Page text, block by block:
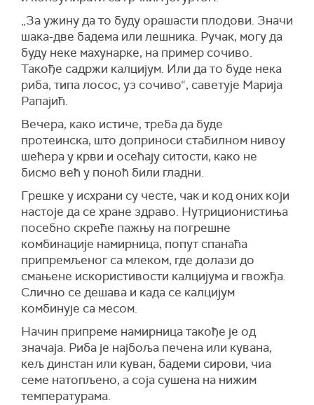
„За ужину да то буду орашасти плодови. Значи
шака-две бадема или лешника. Ручак, могу да
буду неке махунарке, на пример сочиво.
Такође садржи калцијум. Или да то буде нека
риба, типа лосос, уз сочиво“, саветује Марија
Рапајић.
Вечера, како истиче, треба да буде
протеинска, што доприноси стабилном нивоу
шећера у крви и осећају ситости, како не
бисмо већ у поноћ били гладни.
Грешке у исхрани су честе, чак и код оних који
настоје да се хране здраво. Нутриционистиња
посебно скреће пажњу на погрешне
комбинације намирница, попут спанаћа
припремљеног са млеком, где долази до
смањене искористивости калцијума и гвожђа.
Слично се дешава и када се калцијум
комбинује са месом.
Начин припреме намирница такође је од
значаја. Риба је најбоља печена или кувана,
кељ динстан или куван, бадеми сирови, чиа
семе натопљено, а соја сушена на нижим
температурама.